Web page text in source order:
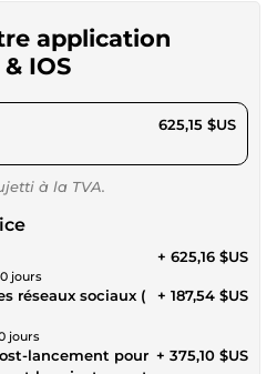
application
IOS
$US 625,15 $US
à la TVA.
jours
+ 625,16 $US
réseaux sociaux (
jours
+ 187,54 $US
lancement pour + 375,10 $US